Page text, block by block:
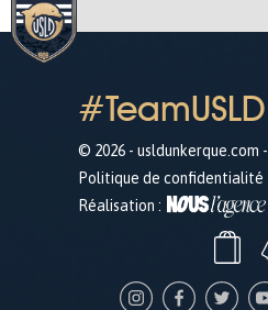
#TeamUSLD
© 2026 - usldunkerque.com -
Politique de confidentialité
Réalisation :